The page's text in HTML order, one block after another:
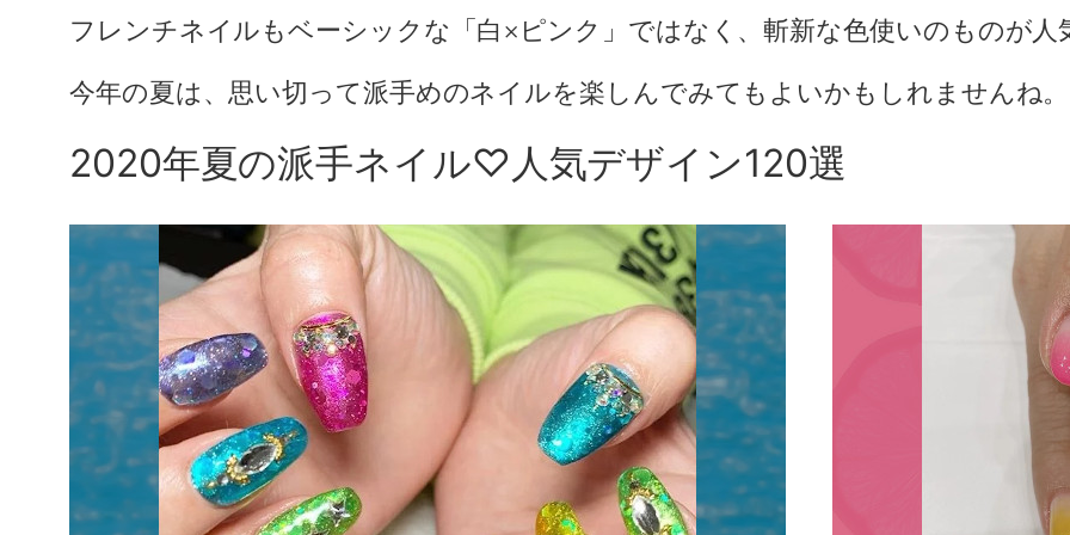
フレンチネイルもベーシックな「白×ピンク」ではなく、斬新な色使いのものが人
今年の夏は、思い切って派手めのネイルを楽しんでみてもよいかもしれませんね。
2020年夏の派手ネイル♡人気デザイン120選